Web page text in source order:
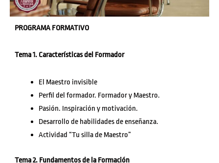
PROGRAMA FORMATIVO
Tema 1. Características del Formador
El Maestro invisible
Perfil del formador. Formador y Maestro.
Pasión. Inspiración y motivación.
Desarrollo de habilidades de enseñanza.
Actividad “Tu silla de Maestro”
Tema 2. Fundamentos de la Formación